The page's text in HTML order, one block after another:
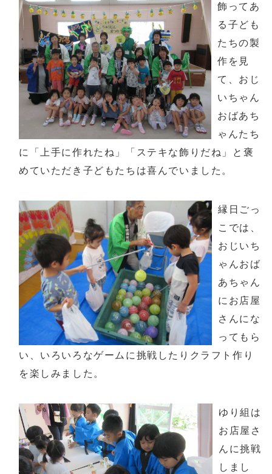
飾ってあ
る子ども
たちの製
作を見
て、おじ
いちゃん
おばあち
ゃんたち
に「上手に作れたね」「ステキな飾りだね」と褒
めていただき子どもたちは喜んでいました。
縁日ごっ
こでは、
おじいち
ゃんおば
あちゃん
にお店屋
さんにな
ってもら
い、いろいろなゲームに挑戦したりクラフト作り
を楽しみました。
ゆり組は
お店屋さ
んに挑戦
しまし